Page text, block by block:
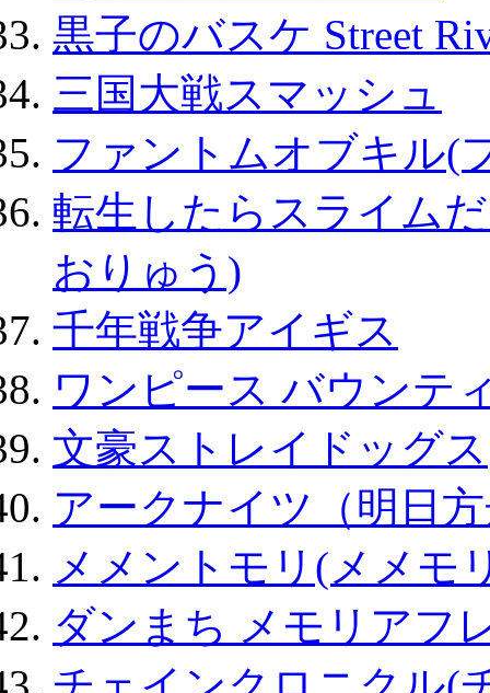
黒子のバスケ Street
三国大戦スマッシュ
ファントムオブキル(
転生したらスライム
おりゅう)
千年戦争アイギス
ワンピース バウンテ
文豪ストレイドッグス
アークナイツ（明日
メメントモリ(メメモ
ダンまち メモリアフ